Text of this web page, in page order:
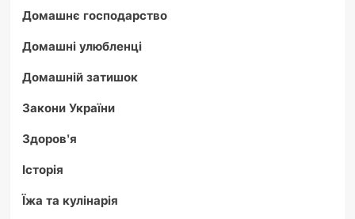
Домашнє господарство
Домашні улюбленці
Домашній затишок
Закони України
Здоров'я
Історія
Їжа та кулінарія